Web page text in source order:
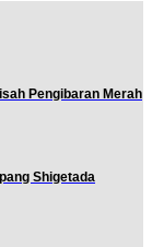
Pengibaran Merah
Shigetada